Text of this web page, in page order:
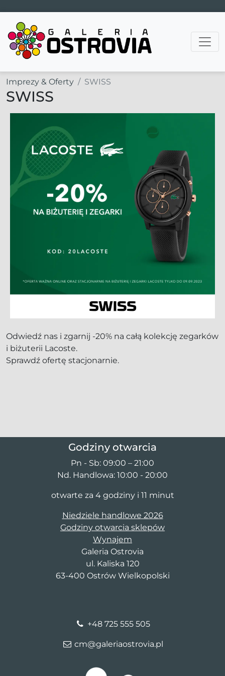
Main Navigation
Imprezy & Oferty SWISS
SWISS
Odwiedź nas i zgarnij -20% na całą kolekcję zegarków
i biżuterii Lacoste.
Sprawdź ofertę stacjonarnie.
Godziny otwarcia
Pn - Sb: 09:00 – 21:00
Nd. Handlowa: 10:00 - 20:00
otwarte za 4 godziny i 11 minut
Niedziele handlowe 2026
Godziny otwarcia sklepów
Wynajem
Galeria Ostrovia
ul. Kaliska 120
63-400 Ostrów Wielkopolski
+48 725 555 505
cm@galeriaostrovia.pl